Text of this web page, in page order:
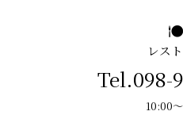
レス
Tel.098-
10:00